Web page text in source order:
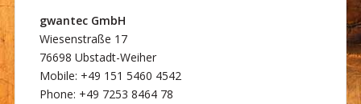
gwantec GmbH
Wiesenstraße 17
76698 Ubstadt-Weiher
Mobile: +49 151 5460 4542
Phone: +49 7253 8464 78